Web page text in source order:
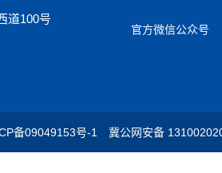
道100号
官方微信公众号
备09049153号-1 冀公网安备